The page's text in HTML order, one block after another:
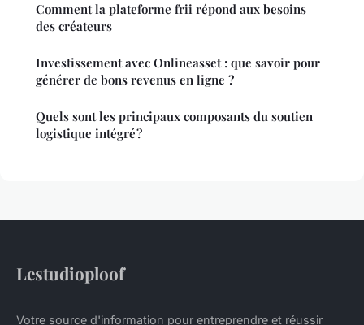
Comment la plateforme frii répond aux besoins
des créateurs
Investissement avec Onlineasset : que savoir pour
générer de bons revenus en ligne ?
Quels sont les principaux composants du soutien
logistique intégré ?
Lestudioploof
Votre source d'information pour entreprendre et réussir